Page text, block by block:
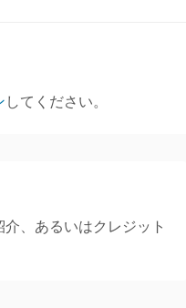
してください。
、あるいはクレジット